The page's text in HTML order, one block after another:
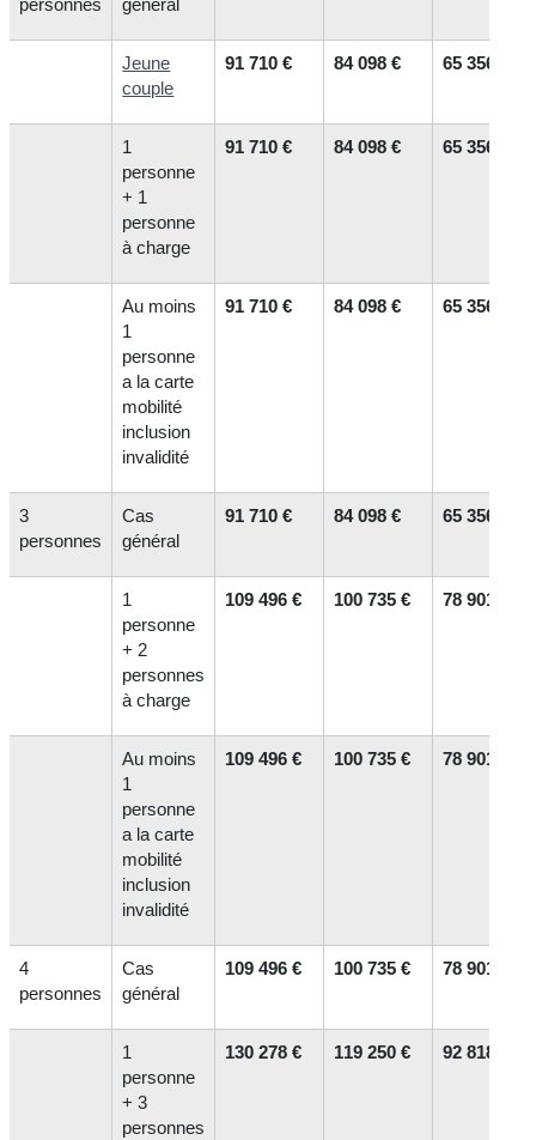
Jeune
couple
91 710 € 84 098 € 65 356 €
1
personne
+ 1
personne
à charge
91 710 € 84 098 € 65 356 €
Au moins
1
personne
a la carte
mobilité
inclusion
invalidité
91 710 € 84 098 € 65 356 €
3
personnes
Cas
général
91 710 € 84 098 € 65 356 €
1
personne
+ 2
personnes
à charge
109 496 € 100 735 € 78 901 €
Au moins
1
personne
a la carte
mobilité
inclusion
invalidité
109 496 € 100 735 € 78 901 €
4
personnes
Cas
général
109 496 € 100 735 € 78 901 €
1
personne
+ 3
personnes
130 278 € 119 250 € 92 818 €